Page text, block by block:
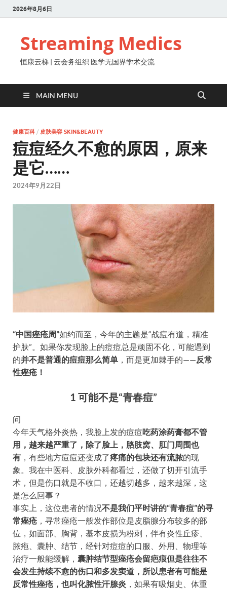
2026年8月6日
Streaming Medics
恒康云梯 | 云会务组织 医学无国界学术交流
MAIN MENU
健康百科 / 皮肤美容 SKIN&BEAUTY
痘痘经久不愈的原因，原来
是它……
2024年9月22日
“中国痤疮周”如约而至，今年的主题是“战痘有道，精准
护肤”。如果你发现脸上的痘痘总是顽固不化，可能遇到
的并不是普通的痘痘那么简单 ，而是更加棘手的——反常
性痤疮！
1 可能不是“青春痘”
问
今年天气格外炎热，我脸上发的痘痘吃药涂药膏都不管
用，越来越严重了，除了脸上，胳肢窝、肛门周围也
有 ，有些地方痘痘还变成了疼痛的包块还有流脓的现
象。我在中医科、皮肤外科都看过，还做了切开引流手
术，但是伤口就是不收口，还越切越多，越来越深，这
是怎么回事？
事实上，这位患者的情况不是我们平时讲的“青春痘”的寻
常痤疮 ，寻常痤疮一般发作部位是皮脂腺分布较多的部
位，如面部、胸背，基本皮损为粉刺，伴有炎性丘疹、
脓疱、囊肿、结节，经针对痘痘的口服、外用、物理等
治疗一般能缓解， 囊肿结节型痤疮会留疤痕但是往往不
会发生持续不愈的伤口和多发窦道，所以患者有可能是
反常性痤疮，也叫化脓性汗腺炎 ，如果有吸烟史、体重